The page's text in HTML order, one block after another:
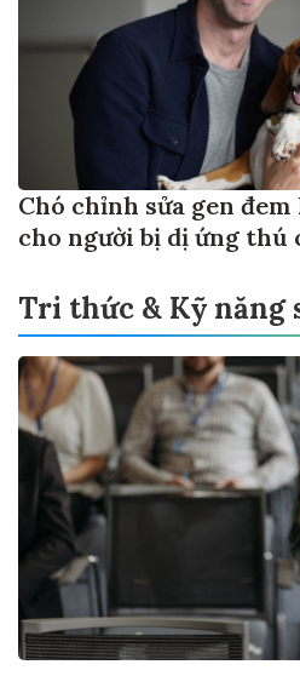
Chó chỉnh sửa gen
cho người bị dị ứng thú
Tri thức & Kỹ năng